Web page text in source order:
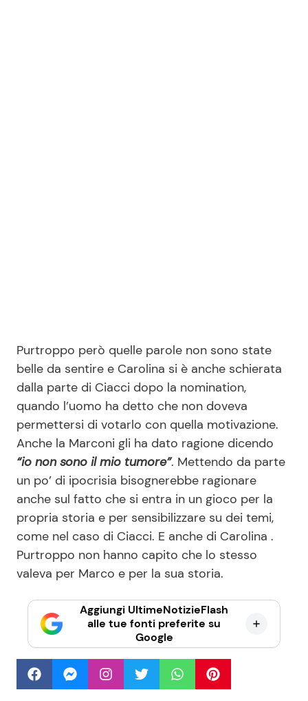
Purtroppo però quelle parole non sono state
belle da sentire e Carolina si è anche schierata
dalla parte di Ciacci dopo la nomination,
quando l’uomo ha detto che non doveva
permettersi di votarlo con quella motivazione.
Anche la Marconi gli ha dato ragione dicendo
“io non sono il mio tumore”. Mettendo da parte
un po’ di ipocrisia bisognerebbe ragionare
anche sul fatto che si entra in un gioco per la
propria storia e per sensibilizzare su dei temi,
come nel caso di Ciacci. E anche di Carolina .
Purtroppo non hanno capito che lo stesso
valeva per Marco e per la sua storia.
Aggiungi UltimeNotizieFlash
alle tue fonti preferite su
Google